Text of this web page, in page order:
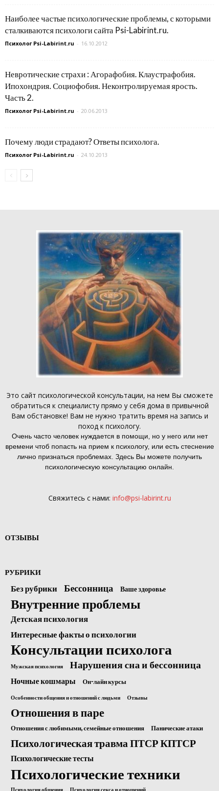
Наиболее частые психологические проблемы, с которыми
сталкиваются психологи сайта Psi-Labirint.ru.
Психолог Psi-Labirint.ru - 16.10.2012
Невротические страхи : Агорафобия. Клаустрафобия.
Ипохондрия. Социофобия. Неконтролируемая ярость.
Часть 2.
Психолог Psi-Labirint.ru - 20.06.2013
Почему люди страдают? Ответы психолога.
Психолог Psi-Labirint.ru - 24.10.2013
Это сайт психологической консультации, на нем Вы сможете
обратиться к специалисту прямо у себя дома в привычной
Вам обстановке! Вам не нужно тратить время на запись и
поход к психологу.
Очень часто человек нуждается в помощи, но у него или нет
времени чтоб попасть на прием к психологу, или есть стеснение
лично признаться проблемах. Здесь Вы можете получить
психологическую консультацию онлайн.
Свяжитесь с нами: info@psi-labirint.ru
ОТЗЫВЫ
РУБРИКИ
Без рубрики Бессонница Ваше здоровье
Внутренние проблемы
Детская психология
Интересные факты о психологии
Консультации психолога
Мужская психология Нарушения сна и бессонница
Ночные кошмары Он-лайн курсы
Особенности общения и отношений с людьми Отзывы
Отношения в паре
Отношения с любимыми, семейные отношения Панические атаки
Психологическая травма ПТСР КПТСР
Психологические тесты
Психологические техники
Психология общения Психология секса и отношений